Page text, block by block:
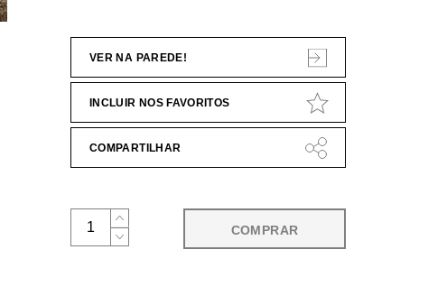
VER NA PAREDE!
INCLUIR NOS FAVORITOS
COMPARTILHAR
COMPRAR